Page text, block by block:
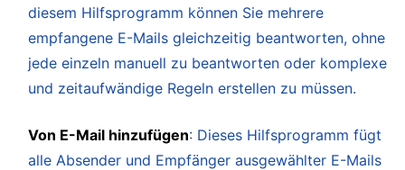
diesem Hilfsprogramm können Sie mehrere
empfangene E-Mails gleichzeitig beantworten, ohne
jede einzeln manuell zu beantworten oder komplexe
und zeitaufwändige Regeln erstellen zu müssen.
Von E-Mail hinzufügen: Dieses Hilfsprogramm fügt
alle Absender und Empfänger ausgewählter E-Mails